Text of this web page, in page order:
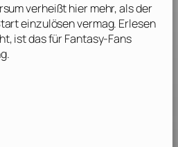
verheißt hier mehr, als der
einzulösen vermag. Erlesen
ist das für Fantasy-Fans